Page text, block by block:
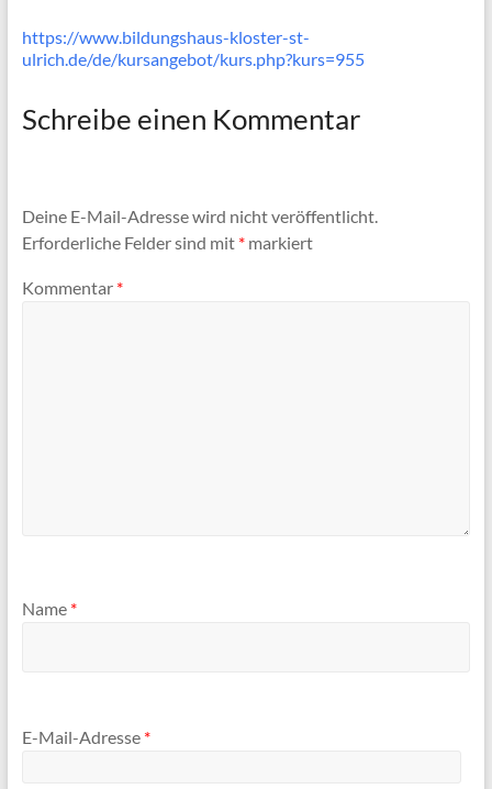
https://www.bildungshaus-kloster-st-
ulrich.de/de/kursangebot/kurs.php?kurs=955
Schreibe einen Kommentar
Deine E-Mail-Adresse wird nicht veröffentlicht.
Erforderliche Felder sind mit *markiert
Kommentar *
Name *
E-Mail-Adresse *